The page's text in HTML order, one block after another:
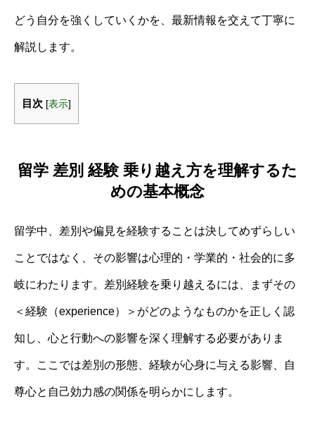
どう自分を強くしていくかを、最新情報を交えて丁寧に
解説します。
目次 [表示]
留学 差別 経験 乗り越え方を理解するた
めの基本概念
留学中、差別や偏見を経験することは決してめずらしい
ことではなく、その影響は心理的・学業的・社会的に多
岐にわたります。差別経験を乗り越えるには、まずその
＜経験（experience）＞がどのようなものかを正しく認
知し、心と行動への影響を深く理解する必要がありま
す。ここでは差別の形態、経験が心身に与える影響、自
尊心と自己効力感の関係を明らかにします。